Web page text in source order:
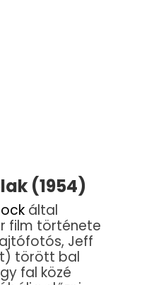
(1954)
által
film története
Jeff
törött bal
fal közé